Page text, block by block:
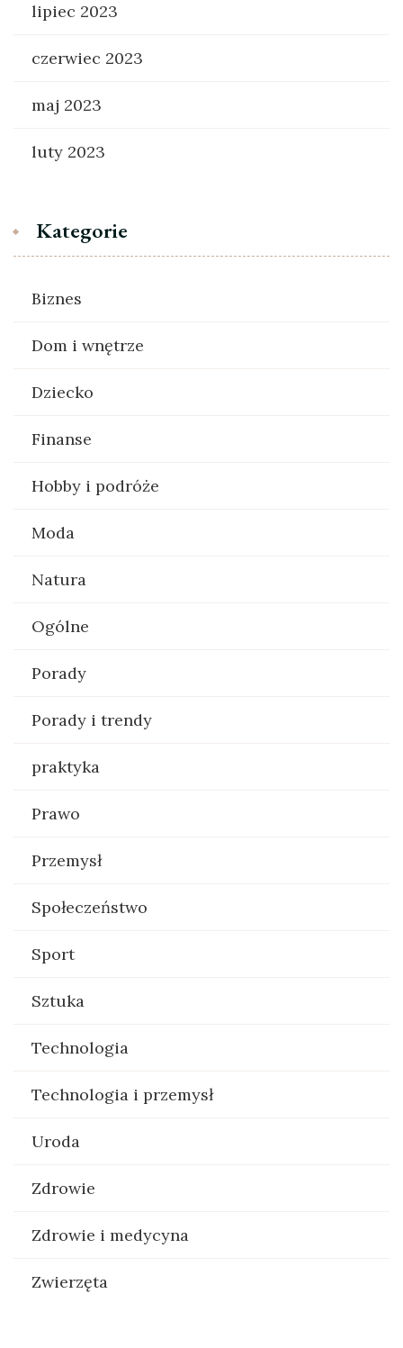
lipiec 2023
czerwiec 2023
maj 2023
luty 2023
Kategorie
Biznes
Dom i wnętrze
Dziecko
Finanse
Hobby i podróże
Moda
Natura
Ogólne
Porady
Porady i trendy
praktyka
Prawo
Przemysł
Społeczeństwo
Sport
Sztuka
Technologia
Technologia i przemysł
Uroda
Zdrowie
Zdrowie i medycyna
Zwierzęta